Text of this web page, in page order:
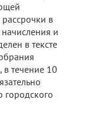
в
и
в тексте
течение 10
городского